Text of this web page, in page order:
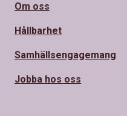
Om oss
Hållbarhet
Samhällsengagemang
Jobba hos oss